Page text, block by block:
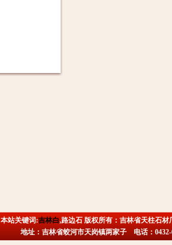
本站关键词:吉林白,路边石 版权所有：吉林省天柱石材
地址：吉林省蛟河市天岗镇两家子 电话：